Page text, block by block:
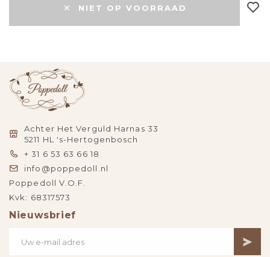
NIET OP VOORRAAD
Achter Het Verguld Harnas 33
5211 HL 's-Hertogenbosch
+ 31 6 53 63 66 18
info@poppedoll.nl
Poppedoll V.O.F.
Kvk: 68317573
Nieuwsbrief